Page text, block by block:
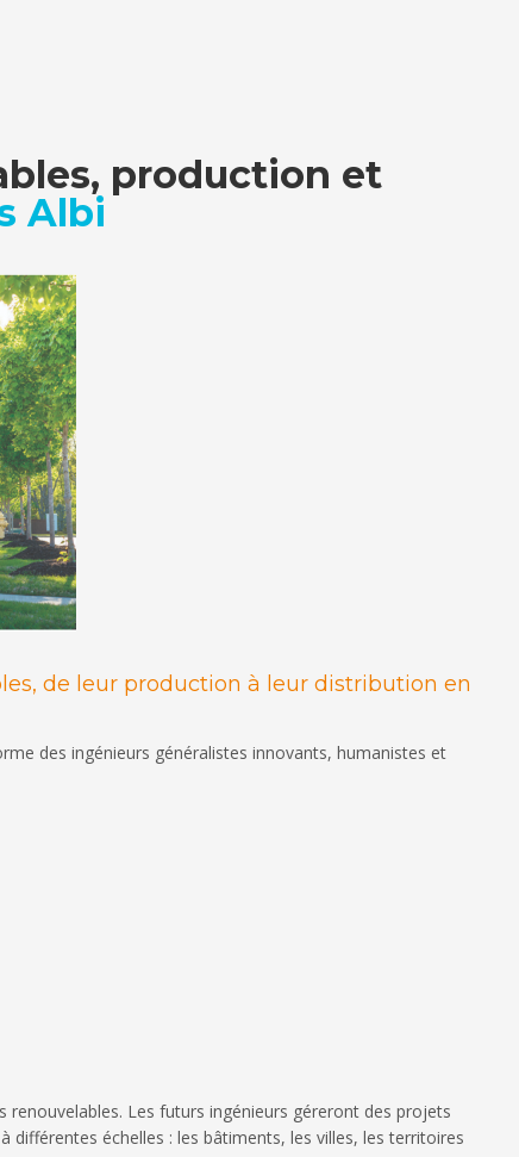
production et
Albi
de leur production à leur distribution en
des ingénieurs généralistes innovants, humanistes et
Les futurs ingénieurs géreront des projets
échelles : les bâtiments, les villes, les territoires